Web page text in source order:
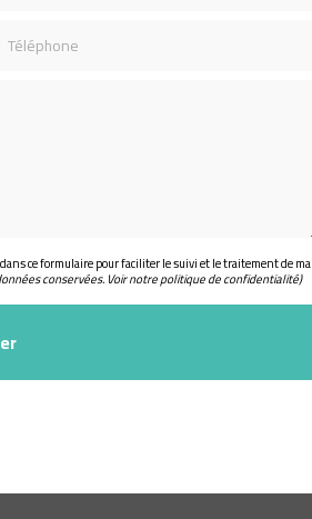
Téléphone
ce formulaire pour faciliter le suivi et le traitement de ma
conservées. Voir notrepolitique de confidentialité)